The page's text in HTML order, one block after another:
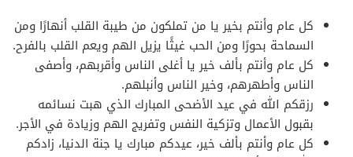
كل عام وأنتم بخير يا من تملكون من طيبة القلب أنهارًا ومن
السماحة بحورًا ومن الحب غيثًا يزيل الهم ويعم القلب بالفرح.
كل عام وأنتم بألف خير يا أغلى الناس وأقربهم، وأصفى
الناس وأطهرهم، وخير الناس وأنبلهم.
رزقكم الله في عيد الأضحى المبارك الذي هبت نسائمه
بقبول الأعمال وتزكية النفس وتفريج الهم وزيادة في الأجر.
كل عام وأنتم بألف خير، عيدكم مبارك يا جنة الدنيا، زادكم